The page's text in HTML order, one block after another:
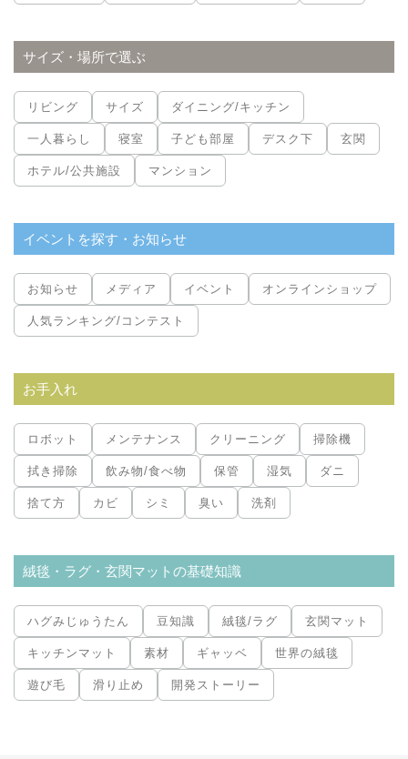
サイズ・場所で選ぶ
リビング サイズ ダイニング/キッチン
一人暮らし 寝室 子ども部屋 デスク下 玄関
ホテル/公共施設 マンション
イベントを探す・お知らせ
お知らせ メディア イベント オンラインショップ
人気ランキング/コンテスト
お手入れ
ロボット メンテナンス クリーニング 掃除機
拭き掃除 飲み物/食べ物 保管 湿気 ダニ
捨て方 カビ シミ 臭い 洗剤
絨毯・ラグ・玄関マットの基礎知識
ハグみじゅうたん 豆知識 絨毯/ラグ 玄関マット
キッチンマット 素材 ギャッベ 世界の絨毯
遊び毛 滑り止め 開発ストーリー